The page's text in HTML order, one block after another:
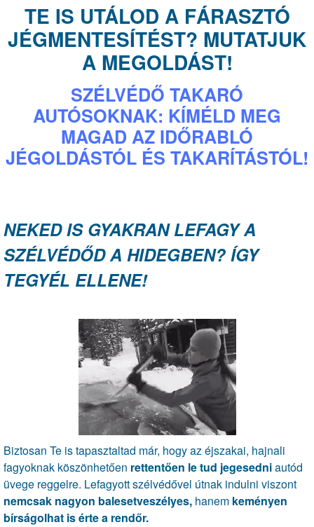
TE IS UTÁLOD A FÁRASZTÓ
JÉGMENTESÍTÉST? MUTATJUK
A MEGOLDÁST!
SZÉLVÉDŐ TAKARÓ
AUTÓSOKNAK: KÍMÉLD MEG
MAGAD AZ IDŐRABLÓ
JÉGOLDÁSTÓL ÉS TAKARÍTÁSTÓL!
NEKED IS GYAKRAN LEFAGY A
SZÉLVÉDŐD A HIDEGBEN? ÍGY
TEGYÉL ELLENE!
Biztosan Te is tapasztaltad már, hogy az éjszakai, hajnali
fagyoknak köszönhetően rettentően le tud jegesedniautód
üvege reggelre. Lefagyott szélvédővel útnak indulni viszont
nemcsak nagyon balesetveszélyes, hanem keményen
bírságolhat is érte a rendőr.